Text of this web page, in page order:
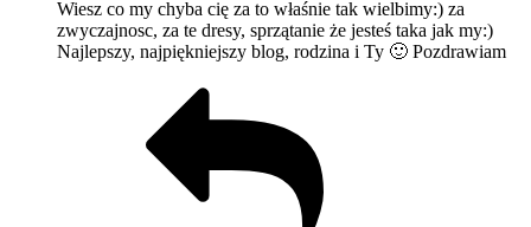
Wiesz co my chyba cię za to właśnie tak wielbimy:) za
zwyczajnosc, za te dresy, sprzątanie że jesteś taka jak my:)
Najlepszy, najpiękniejszy blog, rodzina i Ty 🙂 Pozdrawiam